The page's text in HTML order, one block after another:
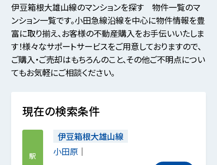
伊豆箱根大雄山線のマンションを探す 物件一覧のマ
ンション一覧です。小田急線沿線を中心に物件情報を豊
富に取り揃え、お客様の不動産購入をお手伝いいたしま
す！様々なサポートサービスをご用意しておりますので、
ご購入・ご売却はもちろんのこと、その他ご不明点につい
てもお気軽にご相談ください。
現在の検索条件
駅
伊豆箱根大雄山線
小田原